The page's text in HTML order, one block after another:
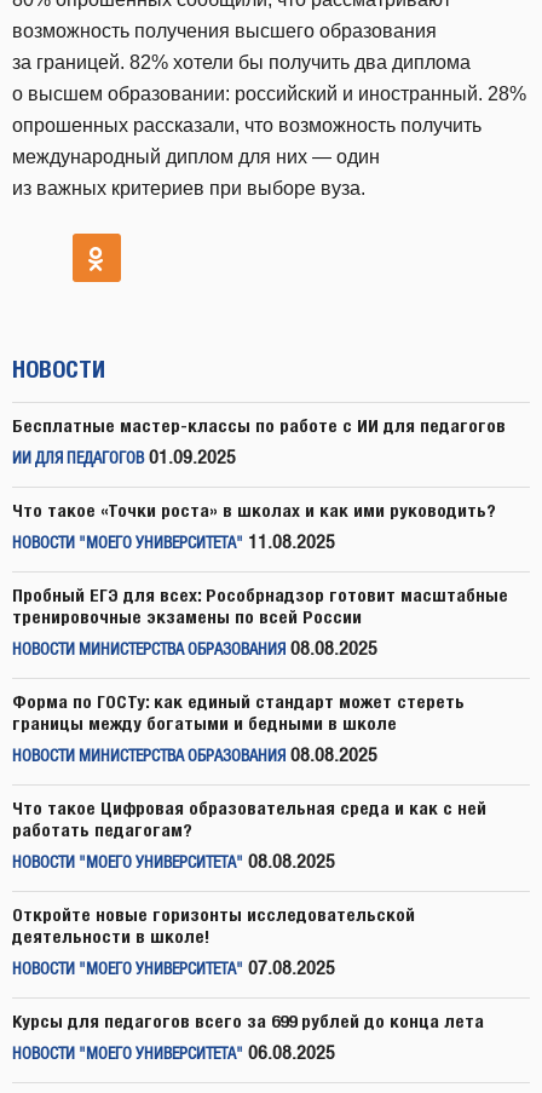
возможность получения высшего образования
за границей. 82% хотели бы получить два диплома
о высшем образовании: российский и иностранный. 28%
опрошенных рассказали, что возможность получить
международный диплом для них — один
из важных критериев при выборе вуза.
НОВОСТИ
Бесплатные мастер-классы по работе с ИИ для педагогов
ИИ ДЛЯ ПЕДАГОГОВ 01.09.2025
Что такое «Точки роста» в школах и как ими руководить?
НОВОСТИ "МОЕГО УНИВЕРСИТЕТА" 11.08.2025
Пробный ЕГЭ для всех: Рособрнадзор готовит масштабные
тренировочные экзамены по всей России
НОВОСТИ МИНИСТЕРСТВА ОБРАЗОВАНИЯ 08.08.2025
Форма по ГОСТу: как единый стандарт может стереть
границы между богатыми и бедными в школе
НОВОСТИ МИНИСТЕРСТВА ОБРАЗОВАНИЯ 08.08.2025
Что такое Цифровая образовательная среда и как с ней
работать педагогам?
НОВОСТИ "МОЕГО УНИВЕРСИТЕТА" 08.08.2025
Откройте новые горизонты исследовательской
деятельности в школе!
НОВОСТИ "МОЕГО УНИВЕРСИТЕТА" 07.08.2025
Курсы для педагогов всего за 699 рублей до конца лета
НОВОСТИ "МОЕГО УНИВЕРСИТЕТА" 06.08.2025